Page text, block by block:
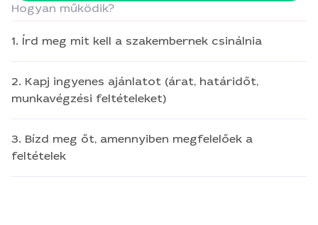
Hogyan működik?
1. Írd meg mit kell a szakembernek csinálnia
2. Kapj ingyenes ajánlatot (árat, határidőt,
munkavégzési feltételeket)
3. Bízd meg őt, amennyiben megfelelőek a
feltételek